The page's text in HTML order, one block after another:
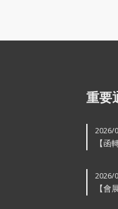
重要
2026/
【函
2026/
【會